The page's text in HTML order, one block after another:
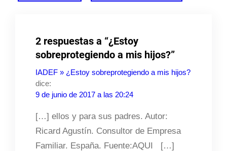
2 respuestas a “¿Estoy
sobreprotegiendo a mis hijos?”
IADEF » ¿Estoy sobreprotegiendo a mis hijos?
dice:
9 de junio de 2017 a las 20:24
[…] ellos y para sus padres. Autor:
Ricard Agustín. Consultor de Empresa
Familiar. España. Fuente:AQUI […]